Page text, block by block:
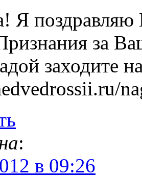
Я
за
заходите
:
в 09:26